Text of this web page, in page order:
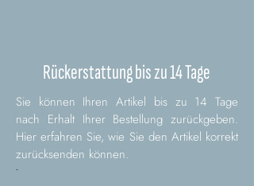
Rückerstattung bis zu 14 Tage
Sie können Ihren Artikel bis zu 14 Tage
nach Erhalt Ihrer Bestellung zurückgeben.
Hier erfahren Sie, wie Sie den Artikel korrekt
zurücksenden können.